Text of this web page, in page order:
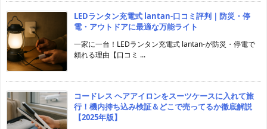
LEDランタン充電式 lantan-口コミ評判｜防災・停
電・アウトドアに最適な万能ライト
一家に一台！LEDランタン充電式 lantan-が防災・停電で
頼れる理由【口コミ ...
コードレス ヘアアイロンをスーツケースに入れて旅
行！機内持ち込み検証＆どこで売ってるか徹底解説
【2025年版】